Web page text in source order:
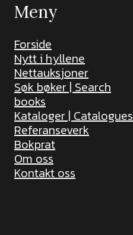
Meny
Forside
Nytt i hyllene
Nettauksjoner
Søk bøker | Search
books
Kataloger | Catalogues
Referanseverk
Bokprat
Om oss
Kontakt oss